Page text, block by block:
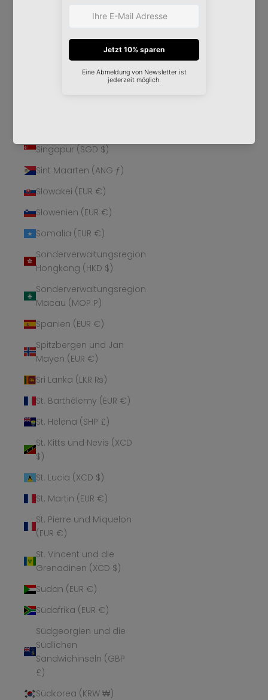
Schweiz (CHF CHF)
Senegal (XOF Fr)
Seychellen (EUR €)
Singapur (SGD $)
Sint Maarten (ANG ƒ)
Slowakei (EUR €)
Slowenien (EUR €)
Somalia (EUR €)
Sonderverwaltungsregion
Hongkong (HKD $)
Sonderverwaltungsregion
Macau (MOP P)
Spanien (EUR €)
Spitzbergen und Jan
Mayen (EUR €)
Sri Lanka (LKR ₨)
St. Barthélemy (EUR €)
St. Helena (SHP £)
St. Kitts und Nevis (XCD
$)
St. Lucia (XCD $)
St. Martin (EUR €)
St. Pierre und Miquelon
(EUR €)
St. Vincent und die
Grenadinen (XCD $)
Sudan (EUR €)
Südafrika (EUR €)
Südgeorgien und die
Südlichen
Sandwichinseln (GBP
£)
Südkorea (KRW ₩)